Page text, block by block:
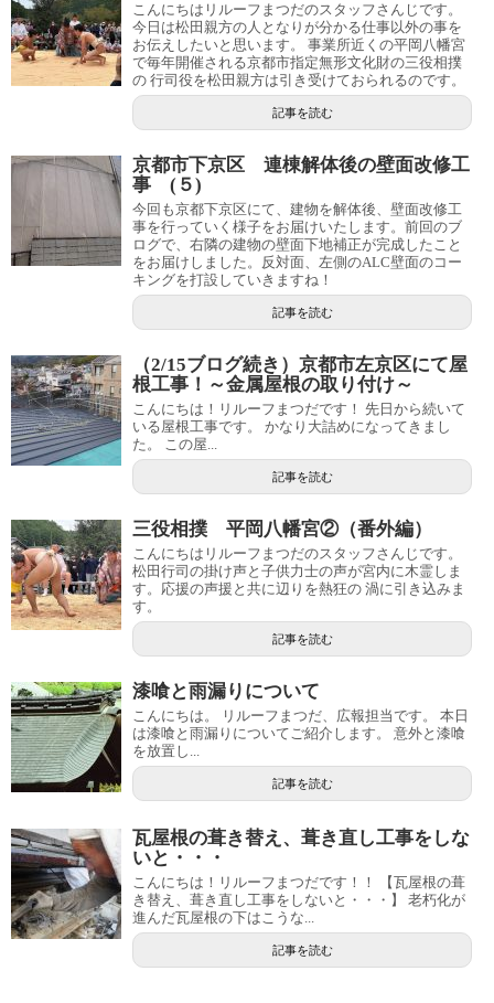
こんにちはリルーフまつだのスタッフさんじです。
今日は松田親方の人となりが分かる仕事以外の事を
お伝えしたいと思います。 事業所近くの平岡八幡宮
で毎年開催される京都市指定無形文化財の三役相撲
の 行司役を松田親方は引き受けておられるのです。
記事を読む
京都市下京区 連棟解体後の壁面改修工
事 (５)
今回も京都下京区にて、建物を解体後、壁面改修工
事を行っていく様子をお届けいたします。前回のブ
ログで、右隣の建物の壁面下地補正が完成したこと
をお届けしました。反対面、左側のALC壁面のコー
キングを打設していきますね！
記事を読む
（2/15ブログ続き）京都市左京区にて屋
根工事！～金属屋根の取り付け～
こんにちは！リルーフまつだです！ 先日から続いて
いる屋根工事です。 かなり大詰めになってきまし
た。 この屋...
記事を読む
三役相撲 平岡八幡宮②（番外編）
こんにちはリルーフまつだのスタッフさんじです。
松田行司の掛け声と子供力士の声が宮内に木霊しま
す。応援の声援と共に辺りを熱狂の 渦に引き込みま
す。
記事を読む
漆喰と雨漏りについて
こんにちは。 リルーフまつだ、広報担当です。 本日
は漆喰と雨漏りについてご紹介します。 意外と漆喰
を放置し...
記事を読む
瓦屋根の葺き替え、葺き直し工事をしな
いと・・・
こんにちは！リルーフまつだです！！ 【瓦屋根の葺
き替え、葺き直し工事をしないと・・・】 老朽化が
進んだ瓦屋根の下はこうな...
記事を読む